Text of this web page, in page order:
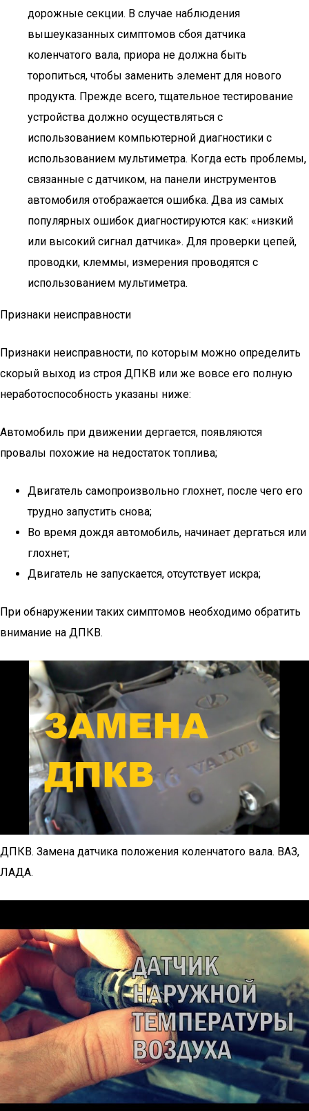
дорожные секции. В случае наблюдения
вышеуказанных симптомов сбоя датчика
коленчатого вала, приора не должна быть
торопиться, чтобы заменить элемент для нового
продукта. Прежде всего, тщательное тестирование
устройства должно осуществляться с
использованием компьютерной диагностики с
использованием мультиметра. Когда есть проблемы,
связанные с датчиком, на панели инструментов
автомобиля отображается ошибка. Два из самых
популярных ошибок диагностируются как: «низкий
или высокий сигнал датчика». Для проверки цепей,
проводки, клеммы, измерения проводятся с
использованием мультиметра.
Признаки неисправности
Признаки неисправности, по которым можно определить
скорый выход из строя ДПКВ или же вовсе его полную
неработоспособность указаны ниже:
Автомобиль при движении дергается, появляются
провалы похожие на недостаток топлива;
Двигатель самопроизвольно глохнет, после чего его
трудно запустить снова;
Во время дождя автомобиль, начинает дергаться или
глохнет;
Двигатель не запускается, отсутствует искра;
При обнаружении таких симптомов необходимо обратить
внимание на ДПКВ.
ДПКВ. Замена датчика положения коленчатого вала. ВАЗ,
ЛАДА.